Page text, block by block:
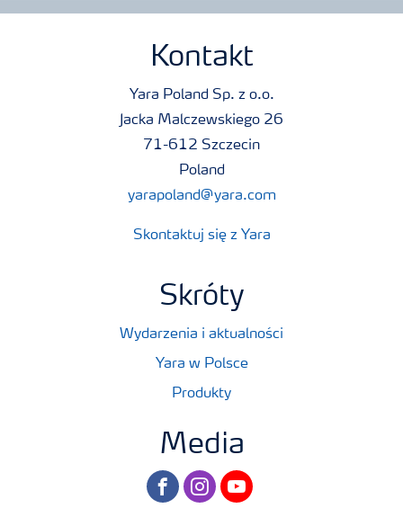
Kontakt
Yara Poland Sp. z o.o.
Jacka Malczewskiego 26
71-612 Szczecin
Poland
yarapoland@yara.com
Skontaktuj się z Yara
Skróty
Wydarzenia i aktualności
Yara w Polsce
Produkty
Media
facebookinstagram
youtube